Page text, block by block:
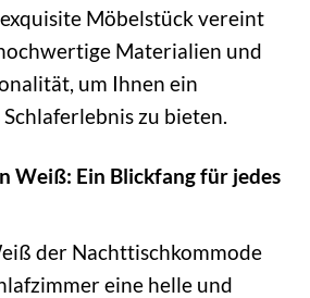
Möbelstück vereint
Materialien und
um Ihnen ein
zu bieten.
Weiß: Ein Blickfang für jedes
der Nachttischkommode
eine helle und